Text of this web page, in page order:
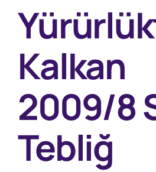
Kalkan
2009/8
Tebliğ